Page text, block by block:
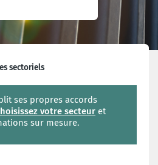
sectoriels
ses propres accords
votre secteur et
sur mesure.